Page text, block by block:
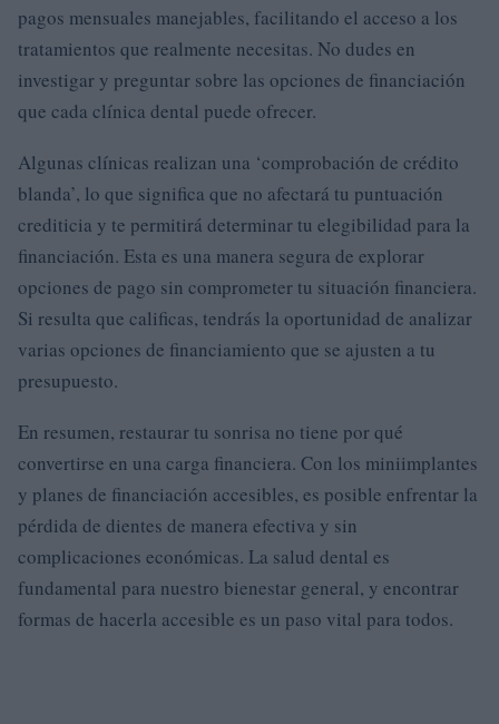
pagos mensuales manejables, facilitando el acceso a los
tratamientos que realmente necesitas. No dudes en
investigar y preguntar sobre las opciones de financiación
que cada clínica dental puede ofrecer.
Algunas clínicas realizan una ‘comprobación de crédito
blanda’, lo que significa que no afectará tu puntuación
crediticia y te permitirá determinar tu elegibilidad para la
financiación. Esta es una manera segura de explorar
opciones de pago sin comprometer tu situación financiera.
Si resulta que calificas, tendrás la oportunidad de analizar
varias opciones de financiamiento que se ajusten a tu
presupuesto.
En resumen, restaurar tu sonrisa no tiene por qué
convertirse en una carga financiera. Con los miniimplantes
y planes de financiación accesibles, es posible enfrentar la
pérdida de dientes de manera efectiva y sin
complicaciones económicas. La salud dental es
fundamental para nuestro bienestar general, y encontrar
formas de hacerla accesible es un paso vital para todos.